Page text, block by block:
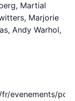
Martial
Marjorie
Andy Warhol,
evenements/